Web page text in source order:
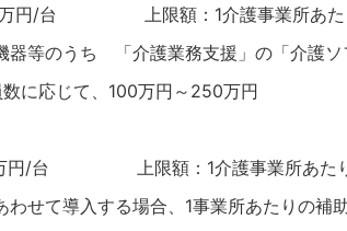
万円/台 上限額：1介護事業所あた
等のうち 「介護業務支援」の「介護ソ
に応じて、100万円～250万円
円/台 上限額：1介護事業所あた
て導入する場合、1事業所あたりの補助